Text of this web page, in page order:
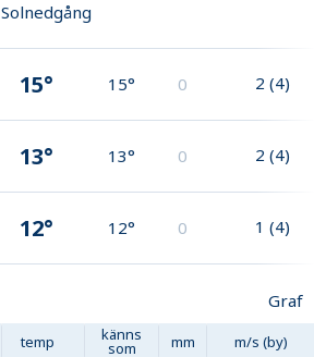
Solnedgång
15° 15° 0 2 (4)
13° 13° 0 2 (4)
12° 12° 0 1 (4)
Graf
temp känns
som mm m/s (by)